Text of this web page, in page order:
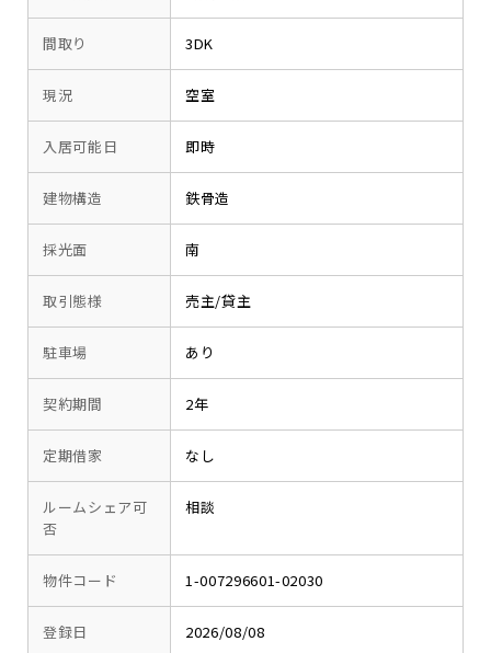
間取り 3DK
現況 空室
入居可能日 即時
建物構造 鉄骨造
採光面 南
取引態様 売主/貸主
駐車場 あり
契約期間 2年
定期借家 なし
ルームシェア可
否
相談
物件コード 1-007296601-02030
登録日 2026/08/08